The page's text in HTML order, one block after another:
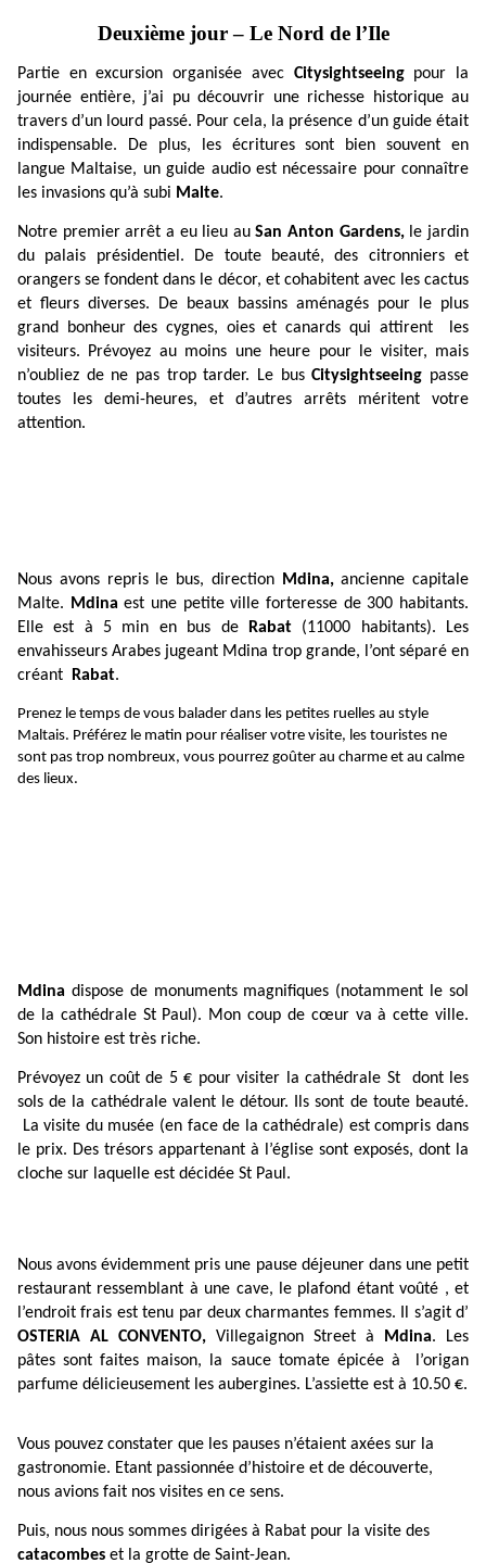
Deuxième jour – Le Nord de l’Ile
Partie en excursion organisée avec Citysightseeing pour la
journée entière, j’ai pu découvrir une richesse historique au
travers d’un lourd passé. Pour cela, la présence d’un guide était
indispensable. De plus, les écritures sont bien souvent en
langue Maltaise, un guide audio est nécessaire pour connaître
les invasions qu’à subi Malte.
Notre premier arrêt a eu lieu auSan Anton Gardens,le jardin
du palais présidentiel. De toute beauté, des citronniers et
orangers se fondent dans le décor, et cohabitent avec les cactus
et fleurs diverses. De beaux bassins aménagés pour le plus
grand bonheur des cygnes, oies et canards qui attirent les
visiteurs. Prévoyez au moins une heure pour le visiter, mais
n’oubliez de ne pas trop tarder. Le busCitysightseeing passe
toutes les demi-heures, et d’autres arrêts méritent votre
attention.
Nous avons repris le bus, direction Mdina,ancienne capitale
Malte. Mdina est une petite ville forteresse de 300 habitants.
Elle est à 5 min en bus deRabat(11000 habitants). Les
envahisseurs Arabes jugeant Mdina trop grande, l’ont séparé en
créant
Rabat.
Prenez le temps de vous balader dans les petites ruelles au style
Maltais. Préférez le matin pour réaliser votre visite, les touristes ne
sont pas trop nombreux, vous pourrez goûter au charme et au calme
des lieux.
Mdina dispose de monuments magnifiques (notamment le sol
de la cathédrale St Paul). Mon coup de cœur va à cette ville.
Son histoire est très riche.
Prévoyez un coût de 5 € pour visiter la cathédrale St dont les
sols de la cathédrale valent le détour. Ils sont de toute beauté.
La visite du musée (en face de la cathédrale) est compris dans
le prix. Des trésors appartenant à l’église sont exposés, dont la
cloche sur laquelle est décidée St Paul.
Nous avons évidemment pris une pause déjeuner dans une petit
restaurant ressemblant à une cave, le plafond étant voûté , et
l’endroit frais est tenu par deux charmantes femmes. Il s’agit d’
OSTERIA AL CONVENTO, Villegaignon Street à Mdina. Les
pâtes sont faites maison, la sauce tomate épicée à l’origan
parfume délicieusement les aubergines. L’assiette est à 10.50 €.
Vous pouvez constater que les pauses n’étaient axées sur la
gastronomie. Etant passionnée d’histoire et de découverte,
nous avions fait nos visites en ce sens.
Puis, nous nous sommes dirigées à Rabat pour la visite des
catacombes et la grotte de Saint-Jean.